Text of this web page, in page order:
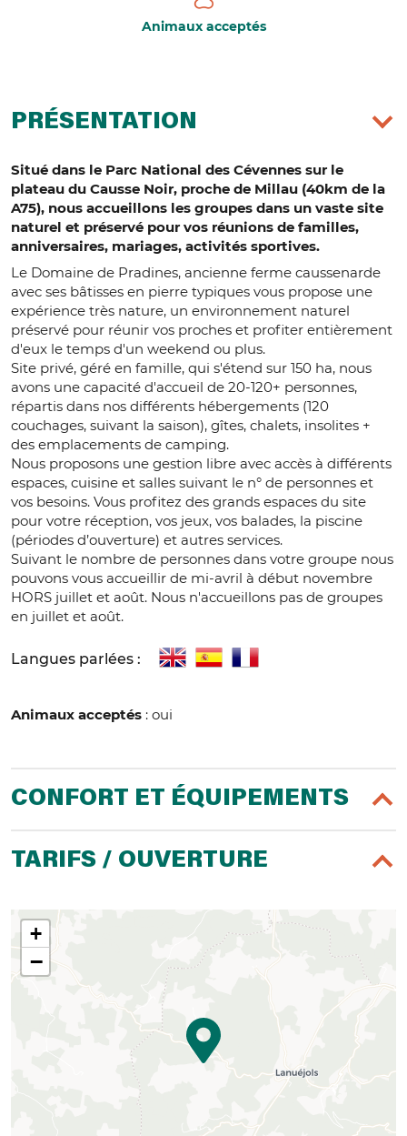
Animaux acceptés
PRÉSENTATION
Situé dans le Parc National des Cévennes sur le
plateau du Causse Noir, proche de Millau (40km de la
A75), nous accueillons les groupes dans un vaste site
naturel et préservé pour vos réunions de familles,
anniversaires, mariages, activités sportives.
Le Domaine de Pradines, ancienne ferme caussenarde
avec ses bâtisses en pierre typiques vous propose une
expérience très nature, un environnement naturel
préservé pour réunir vos proches et profiter entièrement
d'eux le temps d'un weekend ou plus.
Site privé, géré en famille, qui s'étend sur 150 ha, nous
avons une capacité d'accueil de 20-120+ personnes,
répartis dans nos différents hébergements (120
couchages, suivant la saison), gîtes, chalets, insolites +
des emplacements de camping.
Nous proposons une gestion libre avec accès à différents
espaces, cuisine et salles suivant le n° de personnes et
vos besoins. Vous profitez des grands espaces du site
pour votre réception, vos jeux, vos balades, la piscine
(périodes d’ouverture) et autres services.
Suivant le nombre de personnes dans votre groupe nous
pouvons vous accueillir de mi-avril à début novembre
HORS juillet et août. Nous n'accueillons pas de groupes
en juillet et août.
Langues parlées :
Animaux acceptés : oui
CONFORT ET ÉQUIPEMENTS
TARIFS / OUVERTURE
+
−